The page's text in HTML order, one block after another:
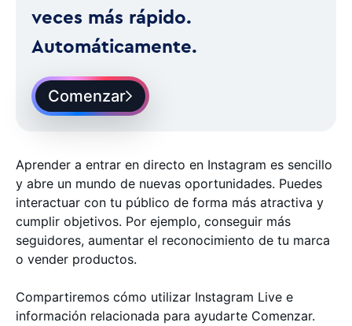
veces más rápido.
Automáticamente.
Comenzar
Aprender a entrar en directo en Instagram es sencillo
y abre un mundo de nuevas oportunidades. Puedes
interactuar con tu público de forma más atractiva y
cumplir objetivos. Por ejemplo, conseguir más
seguidores, aumentar el reconocimiento de tu marca
o vender productos.
Compartiremos cómo utilizar Instagram Live e
información relacionada para ayudarte Comenzar.